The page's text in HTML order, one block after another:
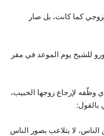
كما كانت، بل صار
تنزعج خديجة من أداء مبلغ 1486 اورو للشيخ يوم الموعد في مقر
وظّفه لإرجاع زوجها الحبيب،
بالقول:
لا يتلاعب بصور الناس